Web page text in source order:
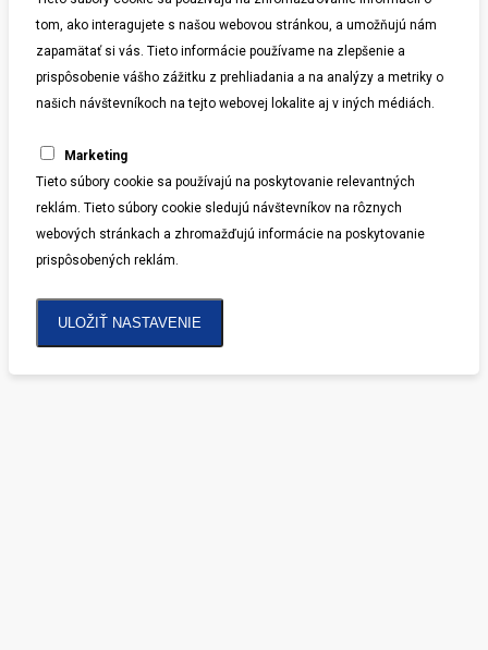
tom, ako interagujete s našou webovou stránkou, a umožňujú nám
zapamätať si vás. Tieto informácie používame na zlepšenie a
prispôsobenie vášho zážitku z prehliadania a na analýzy a metriky o
našich návštevníkoch na tejto webovej lokalite aj v iných médiách.
Marketing
Tieto súbory cookie sa používajú na poskytovanie relevantných
reklám. Tieto súbory cookie sledujú návštevníkov na rôznych
webových stránkach a zhromažďujú informácie na poskytovanie
prispôsobených reklám.
ULOŽIŤ NASTAVENIE